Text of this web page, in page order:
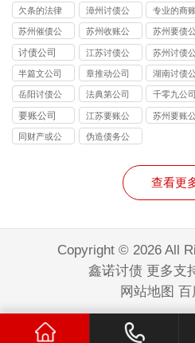
司
司
欠条的法律
效力
漳州讨债公
司
专业的商账
追收师
苏州催债公
司
苏州收账公
司
苏州要债
司
讨债公司
江苏讨债公
司
苏州讨债
司
半篇文公司 章推动公司
湖南讨债
司
岳阳讨债公
司
法典第公司 千零九公司
要账公司
江苏要账公
司
苏州要账
同财产或公
伪造债务公
查看更
Copyright © 2026 All
鑫诺讨债 更多支
网站地图 百